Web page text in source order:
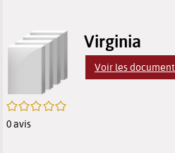
résultats
de
recherche
des
résultats
des
/5
0avis
Virginia
Voir les